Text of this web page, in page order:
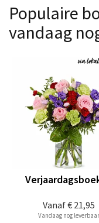
Populaire
vandaag
Vanaf€ 21,95
Vandaag nog leverbaar